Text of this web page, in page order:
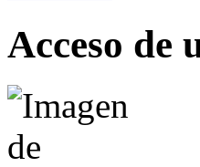
Acceso de